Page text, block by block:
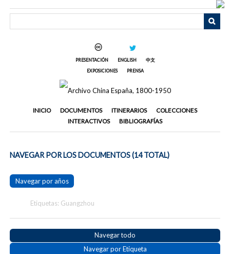
PRESENTACIÓN ENGLISH
中文
EXPOSICIONES
PRENSA
INICIO DOCUMENTOS ITINERARIOS
COLECCIONES
INTERACTIVOS
BIBLIOGRAFÍAS
NAVEGAR POR LOS DOCUMENTOS (14 TOTAL)
Navegar por años
Etiquetas: Guangzhou
Navegar todo
Navegar por Etiqueta